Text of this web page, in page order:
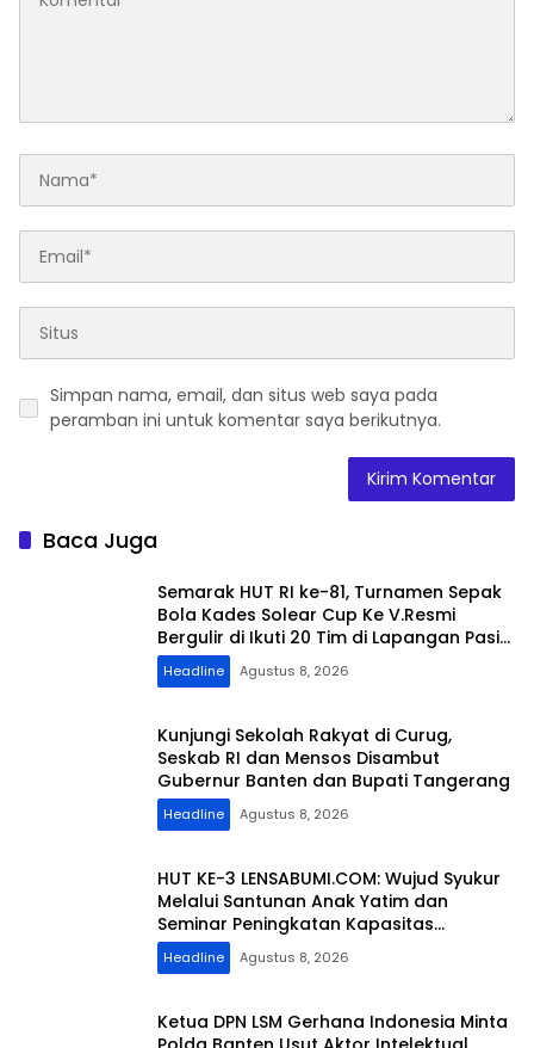
Simpan nama, email, dan situs web saya pada
peramban ini untuk komentar saya berikutnya.
Baca Juga
Semarak HUT RI ke-81, Turnamen Sepak
Bola Kades Solear Cup Ke V.Resmi
Bergulir di Ikuti 20 Tim di Lapangan Pasir
Kiang
Headline Agustus 8, 2026
Kunjungi Sekolah Rakyat di Curug,
Seskab RI dan Mensos Disambut
Gubernur Banten dan Bupati Tangerang
Headline Agustus 8, 2026
HUT KE-3 LENSABUMI.COM: Wujud Syukur
Melalui Santunan Anak Yatim dan
Seminar Peningkatan Kapasitas
Jurnalistik
Headline Agustus 8, 2026
Ketua DPN LSM Gerhana Indonesia Minta